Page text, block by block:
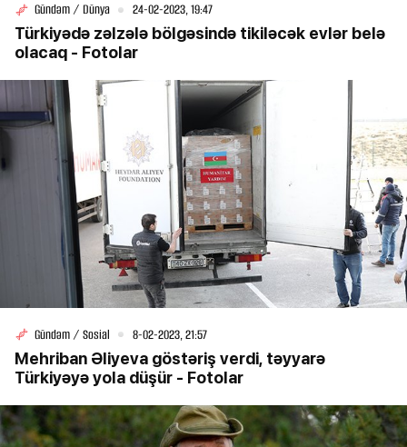
Gündəm / Dünya 24-02-2023, 19:47
Türkiyədə zəlzələ bölgəsində tikiləcək evlər belə
olacaq - Fotolar
Gündəm / Sosial 8-02-2023, 21:57
Mehriban Əliyeva göstəriş verdi, təyyarə
Türkiyəyə yola düşür - Fotolar